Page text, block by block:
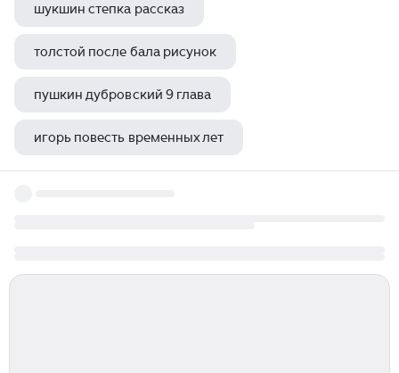
шукшин степка рассказ
толстой после бала рисунок
пушкин дубровский 9 глава
игорь повесть временных лет